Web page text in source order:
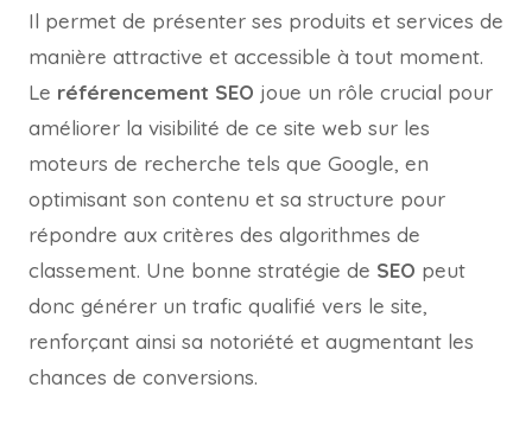
Il permet de présenter ses produits et services de
manière attractive et accessible à tout moment.
Le référencement SEO joue un rôle crucial pour
améliorer la visibilité de ce site web sur les
moteurs de recherche tels que Google, en
optimisant son contenu et sa structure pour
répondre aux critères des algorithmes de
classement. Une bonne stratégie de SEO peut
donc générer un trafic qualifié vers le site,
renforçant ainsi sa notoriété et augmentant les
chances de conversions.